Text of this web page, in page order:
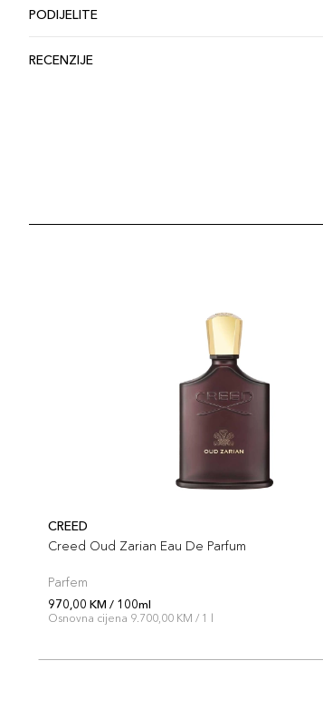
PODIJELITE
RECENZIJE
CREED
Creed Oud Zarian Eau De Parfum
Parfem
970,00 KM / 100ml
Osnovna cijena 9.700,00 KM / 1 l